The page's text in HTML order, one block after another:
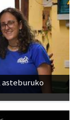
asteburuko